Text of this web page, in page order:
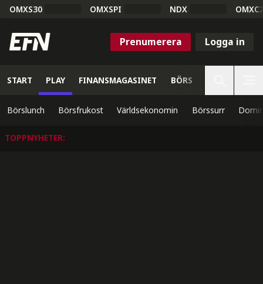
OMXS30 OMXSPI NDX
Prenumerera Logga in
START PLAY FINANSMAGASINET BÖRS
Börslunch Börsfrukost Världsekonomin Börssurr
TOPPNYHETER: